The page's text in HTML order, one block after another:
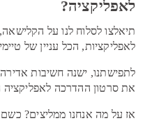
לאפליקציה?
תיאלצו לסלוח לנו על
לאפליקציות, הכל עניין של
לתפישתנו, ישנה חשיבות
את סרטון ההדרכה
אז על מה אנחנו ממליצים?